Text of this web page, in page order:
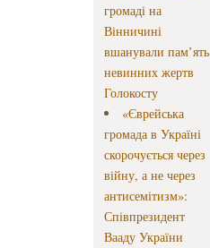
громаді на
Вінничині
вшанували пам’ять
невинних жертв
Голокосту
«Єврейська
громада в Україні
скорочується через
війну, а не через
антисемітизм»:
Співпрезидент
Вааду України